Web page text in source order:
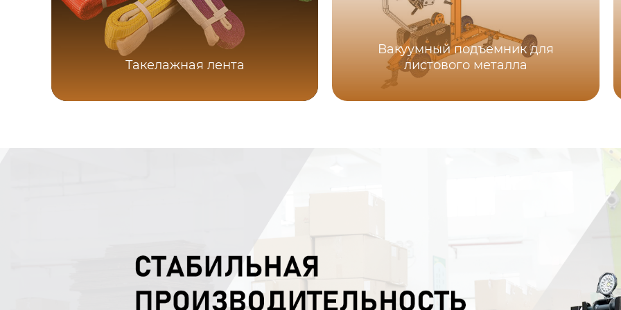
Такелажная лента
Вакуумный подъемник для
листового металла